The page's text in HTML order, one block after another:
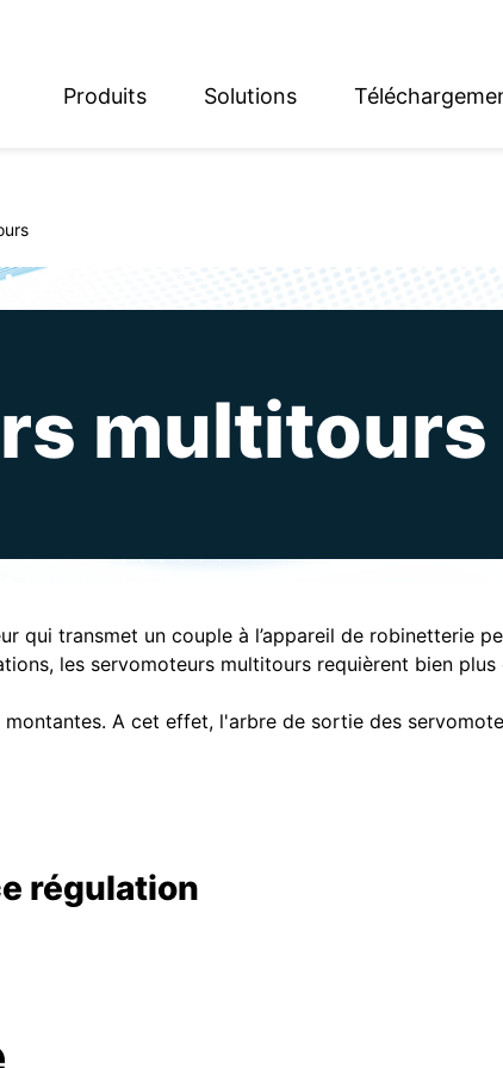
Produits Solutions
multitours
qui transmet un couple à l’appareil de robinetterie
les servomoteurs multitours requièrent bien plus
A cet effet, l'arbre de sortie des
régulation